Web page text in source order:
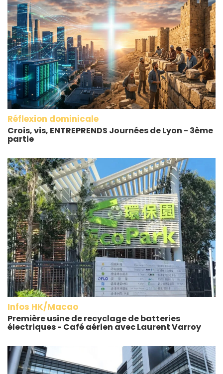
Réflexion dominicale
Crois, vis, ENTREPRENDS Journées de Lyon - 3ème
partie
Infos HK/Macao
Première usine de recyclage de batteries
électriques - Café aérien avec Laurent Varroy